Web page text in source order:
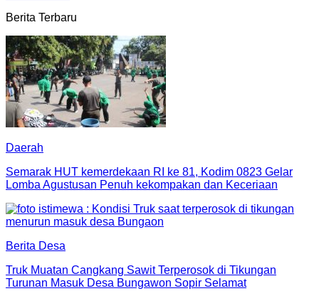
Berita Terbaru
Daerah
Semarak HUT kemerdekaan RI ke 81, Kodim 0823 Gelar
Lomba Agustusan Penuh kekompakan dan Keceriaan
Berita Desa
Truk Muatan Cangkang Sawit Terperosok di Tikungan
Turunan Masuk Desa Bungawon Sopir Selamat